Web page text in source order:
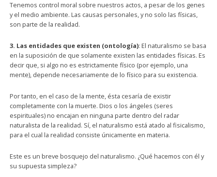
Tenemos control moral sobre nuestros actos, a pesar de los genes
y el medio ambiente. Las causas personales, y no solo las físicas,
son parte de la realidad.
3. Las entidades que existen (ontología): El naturalismo se basa
en la suposición de que solamente existen las entidades físicas. Es
decir que, si algo no es estrictamente físico (por ejemplo, una
mente), depende necesariamente de lo físico para su existencia.
Por tanto, en el caso de la mente, ésta cesaría de existir
completamente con la muerte. Dios o los ángeles (seres
espirituales) no encajan en ninguna parte dentro del radar
naturalista de la realidad. Sí, el naturalismo está atado al fisicalismo,
para el cual la realidad consiste únicamente en materia.
Este es un breve bosquejo del naturalismo. ¿Qué hacemos con él y
su supuesta simpleza?